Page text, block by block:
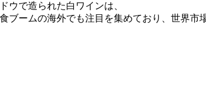
ウで造られた白ワインは、
ブームの海外でも注目を集めており、世界市